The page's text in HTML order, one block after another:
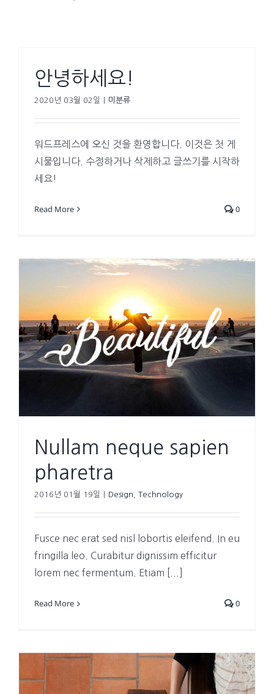
안녕하세요!
2020년 03월 02일 미분류
워드프레스에 오신 것을 환영합니다. 이것은 첫 게
시물입니다. 수정하거나 삭제하고 글쓰기를 시작하
세요!
Read More 0
Nullam neque sapien
pharetra
2016년 01월 19일 Design Technology
Fusce nec erat sed nisl lobortis eleifend. In eu
fringilla leo. Curabitur dignissim efficitur
lorem nec fermentum. Etiam [...]
Read More 0